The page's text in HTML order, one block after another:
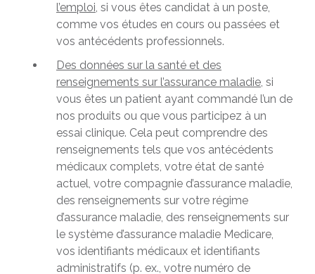
l’emploi, si vous êtes candidat à un poste,
comme vos études en cours ou passées et
vos antécédents professionnels.
Des données sur la santé et des
renseignements sur l’assurance maladie, si
vous êtes un patient ayant commandé l’un de
nos produits ou que vous participez à un
essai clinique. Cela peut comprendre des
renseignements tels que vos antécédents
médicaux complets, votre état de santé
actuel, votre compagnie d’assurance maladie,
des renseignements sur votre régime
d’assurance maladie, des renseignements sur
le système d’assurance maladie Medicare,
vos identifiants médicaux et identifiants
administratifs (p. ex., votre numéro de